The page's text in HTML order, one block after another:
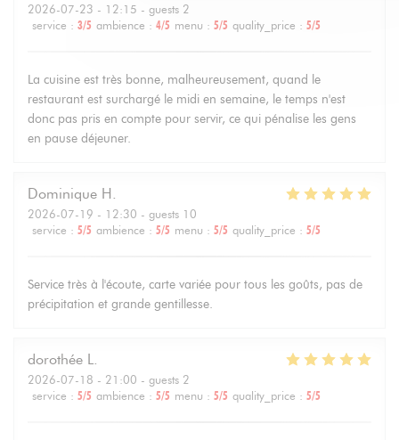
2026-07-23 - 12:15 - guests 2
service : 3/5 ambience : 4/5 menu : 5/5 quality_price : 5/5
La cuisine est très bonne, malheureusement, quand le
restaurant est surchargé le midi en semaine, le temps n'est
donc pas pris en compte pour servir, ce qui pénalise les gens
en pause déjeuner.
Dominique H
2026-07-19 - 12:30 - guests 10
service : 5/5 ambience : 5/5 menu : 5/5 quality_price : 5/5
Service très à l'écoute, carte variée pour tous les goûts, pas de
précipitation et grande gentillesse.
dorothée L
2026-07-18 - 21:00 - guests 2
service : 5/5 ambience : 5/5 menu : 5/5 quality_price : 5/5